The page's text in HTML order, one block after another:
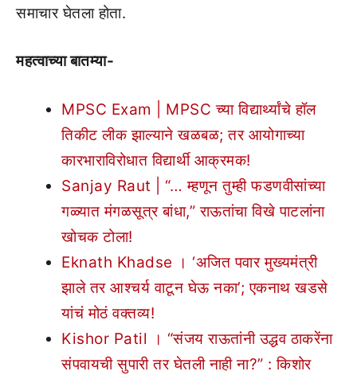
समाचार घेतला होता.
महत्वाच्या बातम्या-
MPSC Exam | MPSC च्या विद्यार्थ्यांचे हॉल
तिकीट लीक झाल्याने खळबळ; तर आयोगाच्या
कारभाराविरोधात विद्यार्थी आक्रमक!
Sanjay Raut | “… म्हणून तुम्ही फडणवीसांच्या
गळ्यात मंगळसूत्र बांधा,” राऊतांचा विखे पाटलांना
खोचक टोला!
Eknath Khadse । ‘अजित पवार मुख्यमंत्री
झाले तर आश्चर्य वाटून घेऊ नका’; एकनाथ खडसे
यांचं मोठं वक्तव्य!
Kishor Patil । “संजय राऊतांनी उद्धव ठाकरेंना
संपवायची सुपारी तर घेतली नाही ना?” : किशोर